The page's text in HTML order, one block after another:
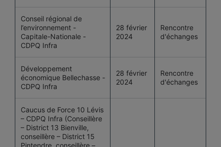
Conseil régional de
l’environnement -
Capitale-Nationale -
CDPQ Infra
28 février
2024
Rencontre
d'échanges
Développement
économique Bellechasse -
CDPQ Infra
28 février
2024
Rencontre
d'échanges
Caucus de Force 10 Lévis
– CDPQ Infra (Conseillère
– District 13 Bienville,
conseillère – District 15
Pintendre, conseillère –